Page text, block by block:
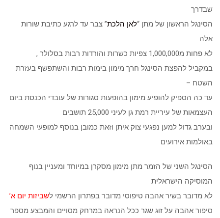
שבדרך
הסינגל הראשון של מתן “לאן הלכת” צבר עד לרגע כתיבת שורות
אלה
לא פחות מ1,000,000 צפיות כשרות והורדות רבות בסלולר ,
במקביל להפצת הסינגל חרך מימון בימות רבות והשתפשף בעזרת
השטח –
עד כה הספיק להופיע מימון בהופעות סגורות של עובדי הכנסת ביום
העצמאות של עיריית רמת גן לעיני 25,000 תושבים
ובערב גדול למען נפגעי צוק איתן וזאת כמובן בנוסף למופעי השמחה
באולמות אירועים
הסינגל השני של הזמר מתן מימון מסקרן במיוחד ומעניין בנוף
המוסיקה הישראלית
לא מדובר בשיר אהבה טיפוסי מדובר בפתרון הרשמי לשביזות יום א’
סיפור אהבה על זוג שגר ככל הנראה במרחק מסויים והמבצע מספר